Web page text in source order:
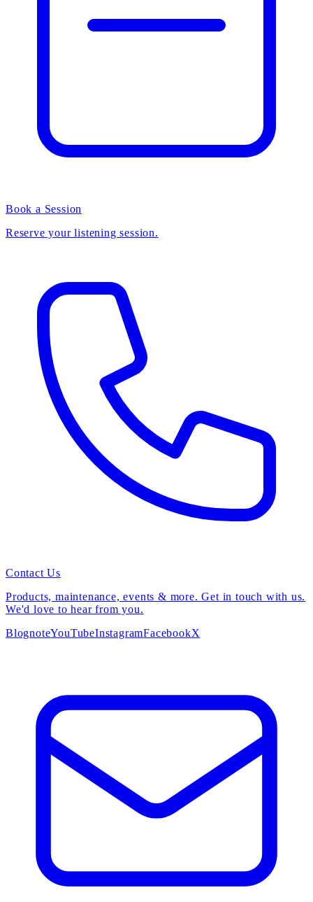
Book a Session
Reserve your listening session.
Contact Us
Products, maintenance, events & more. Get in touch with us.
We'd love to hear from you.
BlognoteYouTubeInstagramFacebookX